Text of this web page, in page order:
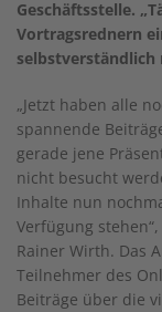
Geschäftsstelle. „
Vortragsrednern
„Jetzt haben alle
spannende
gerade jene
nicht besucht
Inhalte nun
Verfügung
Rainer Wirth. Das
Teilnehmer des
Beiträge über die